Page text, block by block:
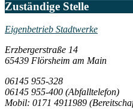
Zuständige Stelle
Eigenbetrieb Stadtwerke
Erzbergerstraße 14
65439 Flörsheim am Main
06145 955-328
06145 955-400 (Abfalltelefon)
Mobil: 0171 4911989